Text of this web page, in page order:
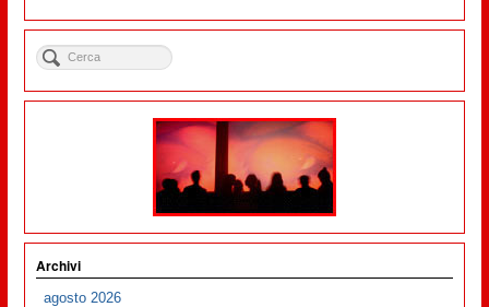
Archivi
agosto 2026